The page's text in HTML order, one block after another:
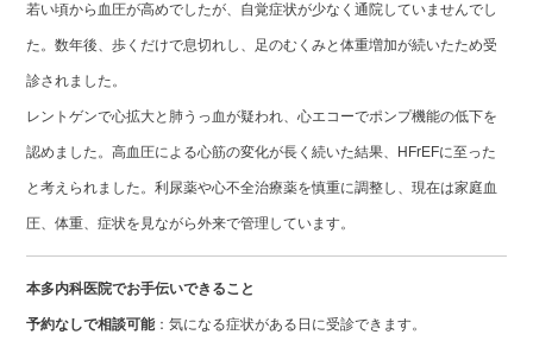
若い頃から血圧が高めでしたが、自覚症状が少なく通院していませんでし
た。数年後、歩くだけで息切れし、足のむくみと体重増加が続いたため受
診されました。
レントゲンで心拡大と肺うっ血が疑われ、心エコーでポンプ機能の低下を
認めました。高血圧による心筋の変化が長く続いた結果、HFrEFに至った
と考えられました。利尿薬や心不全治療薬を慎重に調整し、現在は家庭血
圧、体重、症状を見ながら外来で管理しています。
本多内科医院でお手伝いできること
予約なしで相談可能：気になる症状がある日に受診できます。